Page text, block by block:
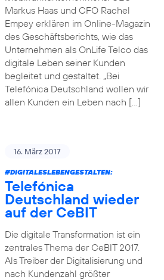
Markus Haas und CFO Rachel
Empey erklären im Online-Magazin
des Geschäftsberichts, wie das
Unternehmen als OnLife Telco das
digitale Leben seiner Kunden
begleitet und gestaltet. „Bei
Telefónica Deutschland wollen wir
allen Kunden ein Leben nach […]
16. März 2017
#DIGITALESLEBENGESTALTEN:
Telefónica
Deutschland wieder
auf der CeBIT
Die digitale Transformation ist ein
zentrales Thema der CeBIT 2017.
Als Treiber der Digitalisierung und
nach Kundenzahl größter